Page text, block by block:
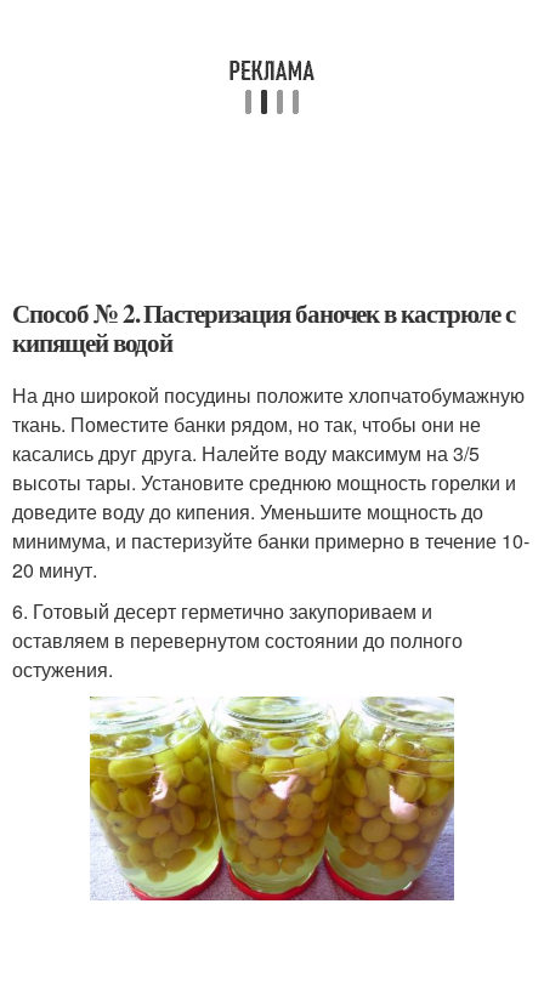
Способ № 2. Пастеризация баночек в кастрюле с
кипящей водой
На дно широкой посудины положите хлопчатобумажную
ткань. Поместите банки рядом, но так, чтобы они не
касались друг друга. Налейте воду максимум на 3/5
высоты тары. Установите среднюю мощность горелки и
доведите воду до кипения. Уменьшите мощность до
минимума, и пастеризуйте банки примерно в течение 10-
20 минут.
6. Готовый десерт герметично закупориваем и
оставляем в перевернутом состоянии до полного
остужения.